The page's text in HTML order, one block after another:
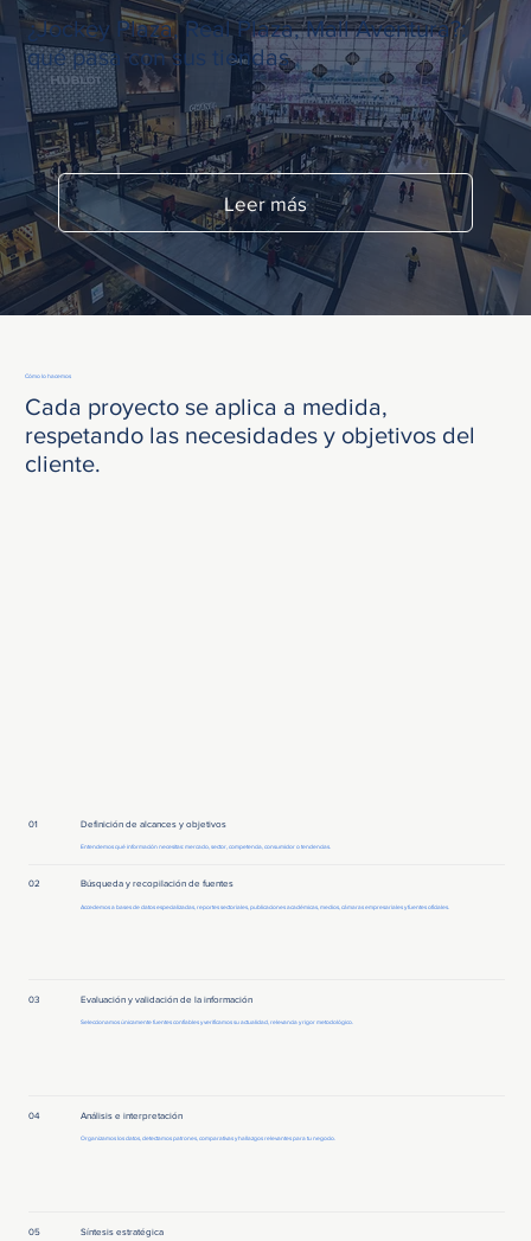
¿Jockey Plaza, Real Plaza, Mall Aventura?:
qué pasa con sus tiendas
Leer más
Cómo lo hacemos
Cada proyecto se aplica a medida,
respetando las necesidades y objetivos del
cliente.
01 Definición de alcances y objetivos
Entendemos qué información necesitas: mercado, sector, competencia, consumidor o tendencias.
02 Búsqueda y recopilación de fuentes
Accedemos a bases de datos especializadas, reportes sectoriales, publicaciones académicas, medios, cámaras empresariales y fuentes oficiales.
03 Evaluación y validación de la información
Seleccionamos únicamente fuentes confiables y verificamos su actualidad, relevancia y rigor metodológico.
04 Análisis e interpretación
Organizamos los datos, detectamos patrones, comparativas y hallazgos relevantes para tu negocio.
05 Síntesis estratégica